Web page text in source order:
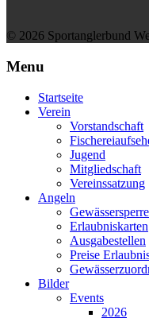
© 2026 Sportanglerbund
Menu
Startseite
Verein
Vorstandschaft
Jugend
Mitgliedschaft
Vereinssatzung
Angeln
Erlaubniskarten
Ausgabestellen
Preise
Bilder
Events
2026